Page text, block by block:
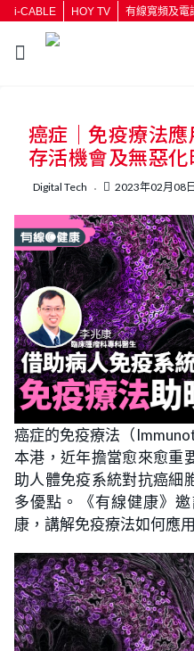
i-CABLE HOY TV 有線寬頻及電
按輸入
癌症｜免疫療法
存活機會及無惡化
Digital Tech 2023年02月08日
癌症的免疫療法（
本港，近年擔當愈來愈重
助人體免疫系統對抗癌細
多優點。《有線健康》
康，講解免疫療法如何應